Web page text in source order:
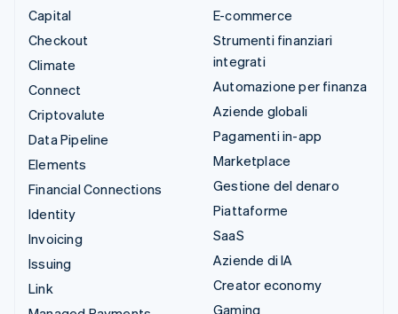
Capital
Checkout
Climate
Connect
Criptovalute
Data Pipeline
Elements
Financial Connections
Identity
Invoicing
Issuing
Link
E-commerce
Strumenti finanziari
integrati
Automazione per finanza
Aziende globali
Pagamenti in-app
Marketplace
Gestione del denaro
Piattaforme
SaaS
Aziende di IA
Creator economy
Gaming